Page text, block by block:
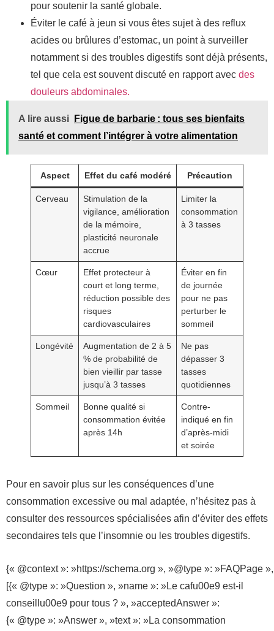
pour soutenir la santé globale.
Éviter le café à jeun si vous êtes sujet à des reflux
acides ou brûlures d’estomac, un point à surveiller
notamment si des troubles digestifs sont déjà présents,
tel que cela est souvent discuté en rapport avec des
douleurs abdominales.
A lire aussi
Figue de barbarie : tous ses bienfaits
santé et comment l’intégrer à votre alimentation
Aspect Effet du café modéré Précaution
Cerveau
Stimulation de la
vigilance, amélioration
de la mémoire,
plasticité neuronale
accrue
Limiter la
consommation
à 3 tasses
Cœur
Effet protecteur à
court et long terme,
réduction possible des
risques
cardiovasculaires
Éviter en fin
de journée
pour ne pas
perturber le
sommeil
Longévité
Augmentation de 2 à 5
% de probabilité de
bien vieillir par tasse
jusqu’à 3 tasses
Ne pas
dépasser 3
tasses
quotidiennes
Sommeil
Bonne qualité si
consommation évitée
après 14h
Contre-
indiqué en fin
d’après-midi
et soirée
Pour en savoir plus sur les conséquences d’une
consommation excessive ou mal adaptée, n’hésitez pas à
consulter des ressources spécialisées afin d’éviter des effets
secondaires tels que l’insomnie ou les troubles digestifs.
{« @context »: »https://schema.org », »@type »: »FAQPage
[{« @type »: »Question », »name »: »Le cafu00e9 est-il
conseillu00e9 pour tous ? », »acceptedAnswer »:
{« @type »: »Answer », »text »: »La consommation